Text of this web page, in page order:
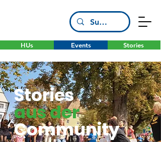
HUs Stories
Events
Stories
aus der
Community